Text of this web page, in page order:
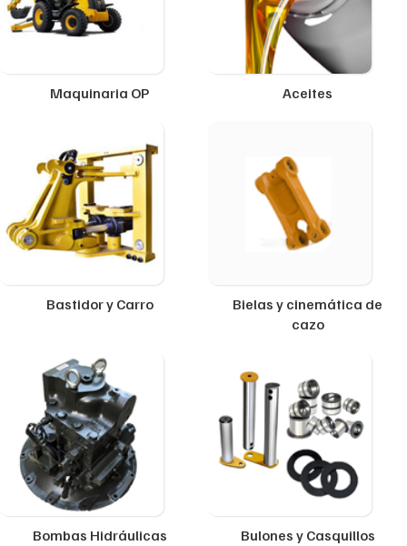
Maquinaria OP Aceites
Bastidor y Carro
Bielas y cinemática de
cazo
Bombas Hidráulicas Bulones y Casquillos